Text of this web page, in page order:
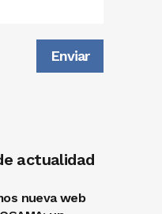
actualidad
nueva web